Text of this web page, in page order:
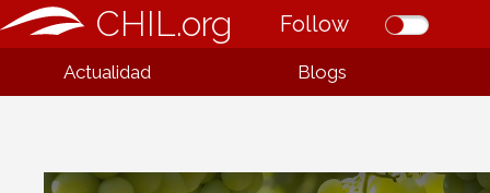
CHIL.org Follow
Actualidad Blogs